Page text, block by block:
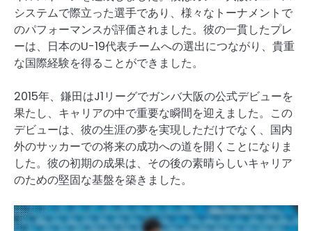
システムで際立った選手であり、様々なトーナメントで
のパフォーマンスが評価されました。彼の一貫したプレ
ーは、日本のU-19代表チームへの選出につながり、貴重
な国際経験を得ることができました。
2015年、鎌田はJ1リーグでガンバ大阪の公式デビューを
果たし、キャリアの中で重要な瞬間を迎えました。この
デビューは、彼の生涯の夢を実現しただけでなく、国内
外のサッカーでの将来の成功への道を開くことになりま
した。彼の初期の成果は、その後の素晴らしいキャリア
のための堅固な基盤を築きました。